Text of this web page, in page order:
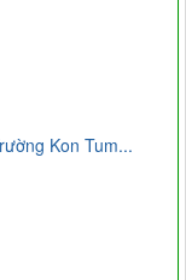
Kon Tum...